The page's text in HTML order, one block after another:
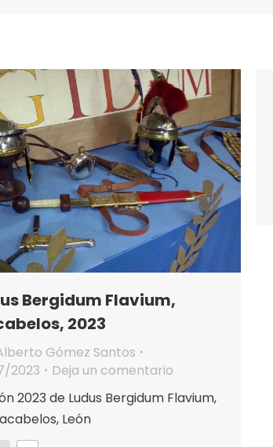
Bergidum Flavium,
2023
Gómez Santos
2023
Deja un comentario
2023 de Ludus Bergidum Flavium,
León